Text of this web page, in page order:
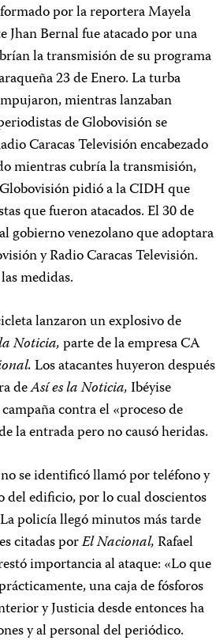
por la reportera Mayela
Jhan Bernal fue atacado por una
la transmisión de su programa
23 de Enero. La turba
mientras lanzaban
de Globovisión se
Caracas Televisión encabezado
mientras cubría la transmisión,
pidió a la CIDH que
que fueron atacados. El 30 de
gobierno venezolano que adoptara
y Radio Caracas Televisión.
medidas.
lanzaron un explosivo de
Noticia,parte de la empresa CA
Los atacantes huyeron después
deAsí es la Noticia,Ibéyise
contra el «proceso de
la entrada pero no causó heridas.
se identificó llamó por teléfono y
del edificio, por lo cual doscientos
policía llegó minutos más tarde
citadas porEl Nacional,Rafael
importancia al ataque: «Lo que
una caja de fósforos
y Justicia desde entonces ha
y al personal del periódico.